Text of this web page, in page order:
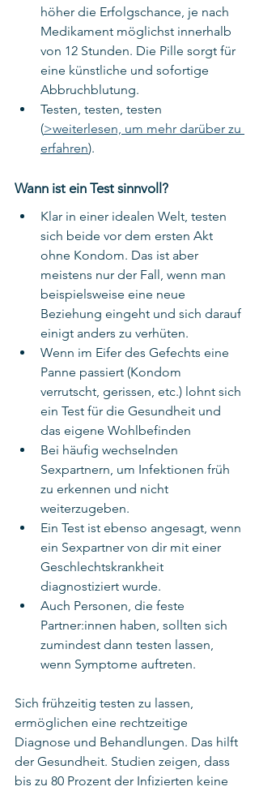
höher die Erfolgschance, je nach
Medikament möglichst innerhalb
von 12 Stunden. Die Pille sorgt für
eine künstliche und sofortige
Abbruchblutung.
Testen, testen, testen
(>weiterlesen, um mehr darüber zu
erfahren).
Wann ist ein Test sinnvoll?
Klar in einer idealen Welt, testen
sich beide vor dem ersten Akt
ohne Kondom. Das ist aber
meistens nur der Fall, wenn man
beispielsweise eine neue
Beziehung eingeht und sich darauf
einigt anders zu verhüten.
Wenn im Eifer des Gefechts eine
Panne passiert (Kondom
verrutscht, gerissen, etc.) lohnt sich
ein Test für die Gesundheit und
das eigene Wohlbefinden
Bei häufig wechselnden
Sexpartnern, um Infektionen früh
zu erkennen und nicht
weiterzugeben.
Ein Test ist ebenso angesagt, wenn
ein Sexpartner von dir mit einer
Geschlechtskrankheit
diagnostiziert wurde.
Auch Personen, die feste
Partner:innen haben, sollten sich
zumindest dann testen lassen,
wenn Symptome auftreten.
Sich frühzeitig testen zu lassen,
ermöglichen eine rechtzeitige
Diagnose und Behandlungen. Das hilft
der Gesundheit. Studien zeigen, dass
bis zu 80 Prozent der Infizierten keine